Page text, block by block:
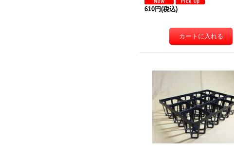
610円(税込)